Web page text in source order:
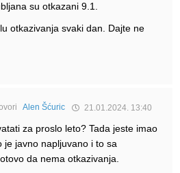
su otkazani 9.1.
otkazivanja svaki dan. Dajte ne
Alen Šćuric 21.01.2024. 13:40
za proslo leto? Tada jeste imao
je javno napljuvano i to sa
da nema otkazivanja.